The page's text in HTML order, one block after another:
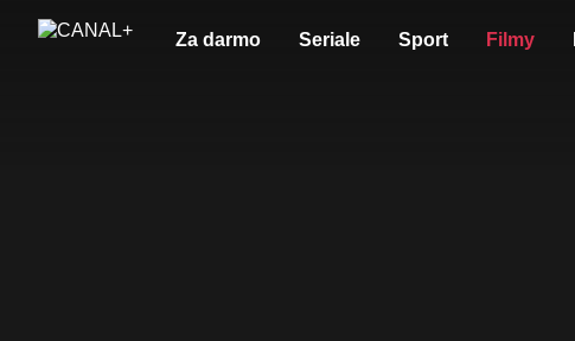
Za darmo Seriale Sport Filmy